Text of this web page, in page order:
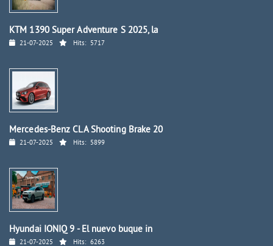
KTM 1390 Super Adventure S 2025, la
21-07-2025 Hits: 5717
Mercedes-Benz CLA Shooting Brake 20
21-07-2025 Hits: 5899
Hyundai IONIQ 9 - El nuevo buque in
21-07-2025 Hits: 6263